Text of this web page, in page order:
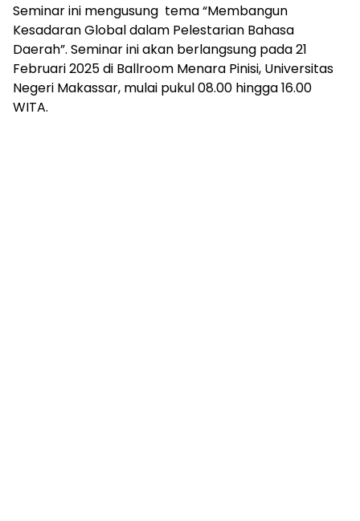
Seminar ini mengusung tema “Membangun
Kesadaran Global dalam Pelestarian Bahasa
Daerah”. Seminar ini akan berlangsung pada 21
Februari 2025 di Ballroom Menara Pinisi, Universitas
Negeri Makassar, mulai pukul 08.00 hingga 16.00
WITA.